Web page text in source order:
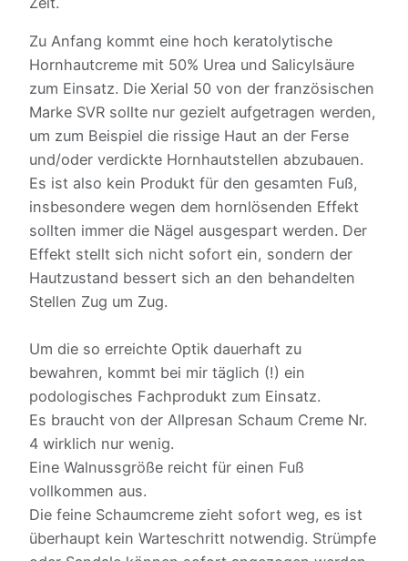
Zu Anfang kommt eine hoch keratolytische
Hornhautcreme mit 50% Urea und Salicylsäure
zum Einsatz. Die Xerial 50 von der französischen
Marke SVR sollte nur gezielt aufgetragen werden,
um zum Beispiel die rissige Haut an der Ferse
und/oder verdickte Hornhautstellen abzubauen.
Es ist also kein Produkt für den gesamten Fuß,
insbesondere wegen dem hornlösenden Effekt
sollten immer die Nägel ausgespart werden. Der
Effekt stellt sich nicht sofort ein, sondern der
Hautzustand bessert sich an den behandelten
Stellen Zug um Zug.
Um die so erreichte Optik dauerhaft zu
bewahren, kommt bei mir täglich (!) ein
podologisches Fachprodukt zum Einsatz.
Es braucht von der Allpresan Schaum Creme Nr.
4 wirklich nur wenig.
Eine Walnussgröße reicht für einen Fuß
vollkommen aus.
Die feine Schaumcreme zieht sofort weg, es ist
überhaupt kein Warteschritt notwendig. Strümpfe